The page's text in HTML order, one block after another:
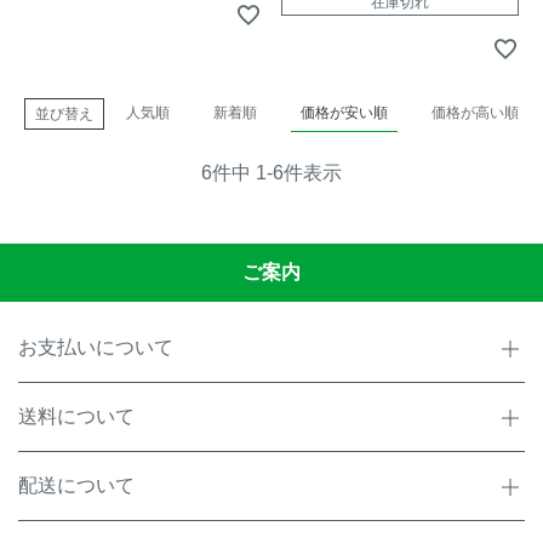
並び替え 人気順 新着順 価格が安い順 価格が高い順
6件中 1-6件表示
ご案内
お支払いについて
送料について
配送について